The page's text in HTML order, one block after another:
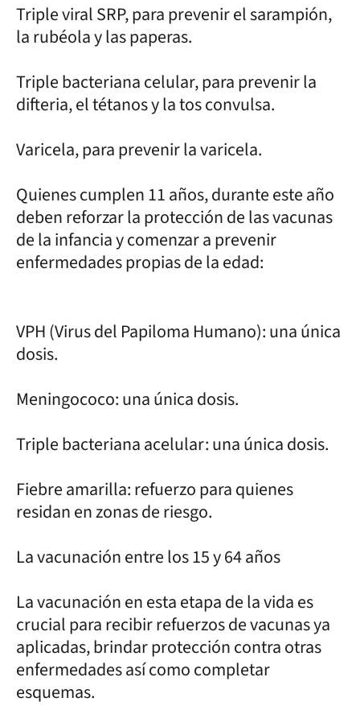
Triple viral SRP, para prevenir el sarampión,
la rubéola y las paperas.
Triple bacteriana celular, para prevenir la
difteria, el tétanos y la tos convulsa.
Varicela, para prevenir la varicela.
Quienes cumplen 11 años, durante este año
deben reforzar la protección de las vacunas
de la infancia y comenzar a prevenir
enfermedades propias de la edad:
VPH (Virus del Papiloma Humano): una única
dosis.
Meningococo: una única dosis.
Triple bacteriana acelular: una única dosis.
Fiebre amarilla: refuerzo para quienes
residan en zonas de riesgo.
La vacunación entre los 15 y 64 años
La vacunación en esta etapa de la vida es
crucial para recibir refuerzos de vacunas ya
aplicadas, brindar protección contra otras
enfermedades así como completar
esquemas.